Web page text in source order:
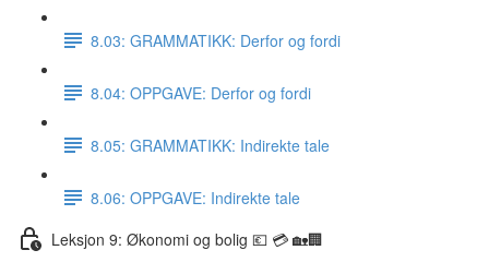
8.03: GRAMMATIKK: Derfor og fordi
8.04: OPPGAVE: Derfor og fordi
8.05: GRAMMATIKK: Indirekte tale
8.06: OPPGAVE: Indirekte tale
Leksjon 9: Økonomi og bolig 💶 💳 🏡🏢